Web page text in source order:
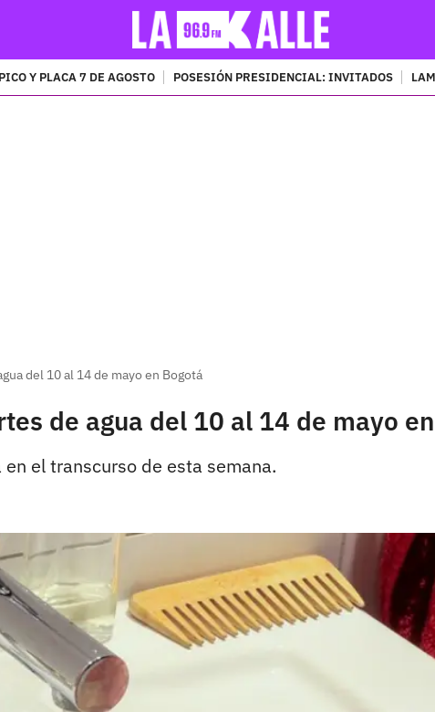
PICO Y PLACA 7 DE AGOSTO POSESIÓN PRESIDENCIAL: INVITADOS
del 10 al 14 de mayo en Bogotá
de agua del 10 al 14 de mayo
el transcurso de esta semana.